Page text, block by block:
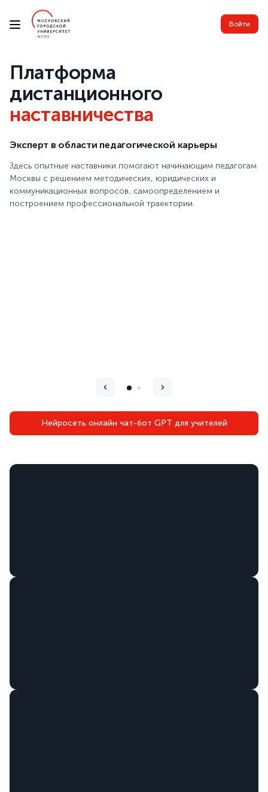
Войти
Платформа
дистанционного
наставничества
Эксперт в области педагогической карьеры
Здесь опытные наставники помогают начинающим педагогам
Москвы с решением методических, юридических и
коммуникационных вопросов, самоопределением и
построением профессиональной траектории.
Нейросеть онлайн чат-бот GPT для учителей